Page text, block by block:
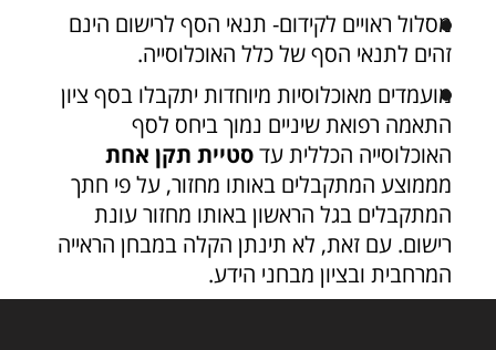
מסלול ראויים לקידום- תנאי הסף לרישום הינם
זהים לתנאי הסף של כלל האוכלוסייה.
מועמדים מאוכלוסיות מיוחדות יתקבלו בסף ציון
התאמה רפואת שיניים נמוך ביחס לסף
האוכלוסייה הכללית עדסטיית תקן אחת
מממוצע המתקבלים באותו מחזור, על פי חתך
המתקבלים בגל הראשון באותו מחזור עונת
רישום. עם זאת, לא תינתן הקלה במבחן הראייה
המרחבית ובציון מבחני הידע.